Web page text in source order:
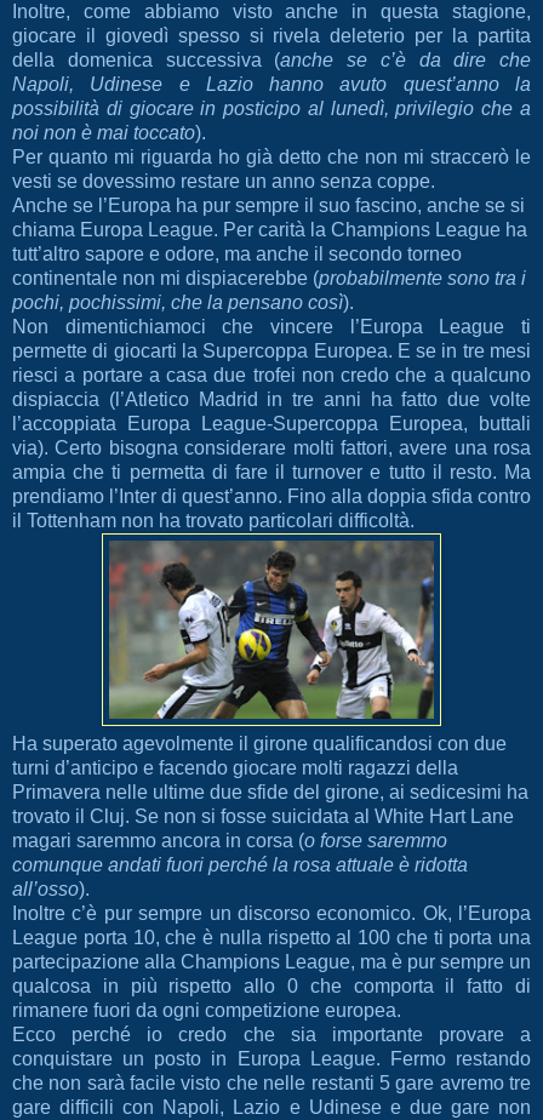
Inoltre, come abbiamo visto anche in questa stagione,
giocare il giovedì spesso si rivela deleterio per la partita
della domenica successiva (anche se c’è da dire che
Napoli, Udinese e Lazio hanno avuto quest’anno la
possibilità di giocare in posticipo al lunedì, privilegio che a
noi non è mai toccato).
Per quanto mi riguarda ho già detto che non mi straccerò le
vesti se dovessimo restare un anno senza coppe.
Anche se l’Europa ha pur sempre il suo fascino, anche se si
chiama Europa League. Per carità la Champions League ha
tutt’altro sapore e odore, ma anche il secondo torneo
continentale non mi dispiacerebbe (probabilmente sono tra i
pochi, pochissimi, che la pensano così).
Non dimentichiamoci che vincere l’Europa League ti
permette di giocarti la Supercoppa Europea. E se in tre mesi
riesci a portare a casa due trofei non credo che a qualcuno
dispiaccia (l’Atletico Madrid in tre anni ha fatto due volte
l’accoppiata Europa League-Supercoppa Europea, buttali
via). Certo bisogna considerare molti fattori, avere una rosa
ampia che ti permetta di fare il turnover e tutto il resto. Ma
prendiamo l’Inter di quest’anno. Fino alla doppia sfida contro
il Tottenham non ha trovato particolari difficoltà.
Ha superato agevolmente il girone qualificandosi con due
turni d’anticipo e facendo giocare molti ragazzi della
Primavera nelle ultime due sfide del girone, ai sedicesimi ha
trovato il Cluj. Se non si fosse suicidata al White Hart Lane
magari saremmo ancora in corsa (o forse saremmo
comunque andati fuori perché la rosa attuale è ridotta
all’osso).
Inoltre c’è pur sempre un discorso economico. Ok, l’Europa
League porta 10, che è nulla rispetto al 100 che ti porta una
partecipazione alla Champions League, ma è pur sempre un
qualcosa in più rispetto allo 0 che comporta il fatto di
rimanere fuori da ogni competizione europea.
Ecco perché io credo che sia importante provare a
conquistare un posto in Europa League. Fermo restando
che non sarà facile visto che nelle restanti 5 gare avremo tre
gare difficili con Napoli, Lazio e Udinese e due gare non